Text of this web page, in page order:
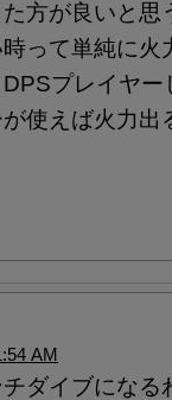
方が良いと思
って単純に火
プレイヤー
使えば火力出
AM
ダイブになる